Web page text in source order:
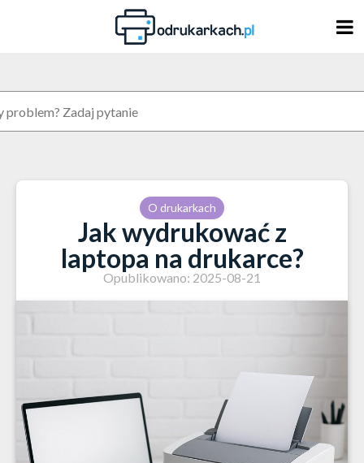
O drukarkach
Jak wydrukować z
laptopa na drukarce?
Opublikowano: 2025-08-21